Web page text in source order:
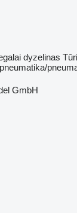
dyzelinas
pneumatika/
GmbH